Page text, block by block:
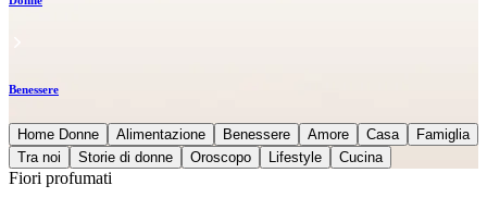
Benessere
Home Donne Alimentazione Benessere Amore Casa
Famiglia
Tra noi
Storie di donne Oroscopo Lifestyle Cucina
Fiori profumati